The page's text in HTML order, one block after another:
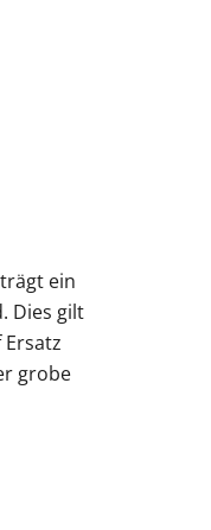
ein
Dies gilt
grobe